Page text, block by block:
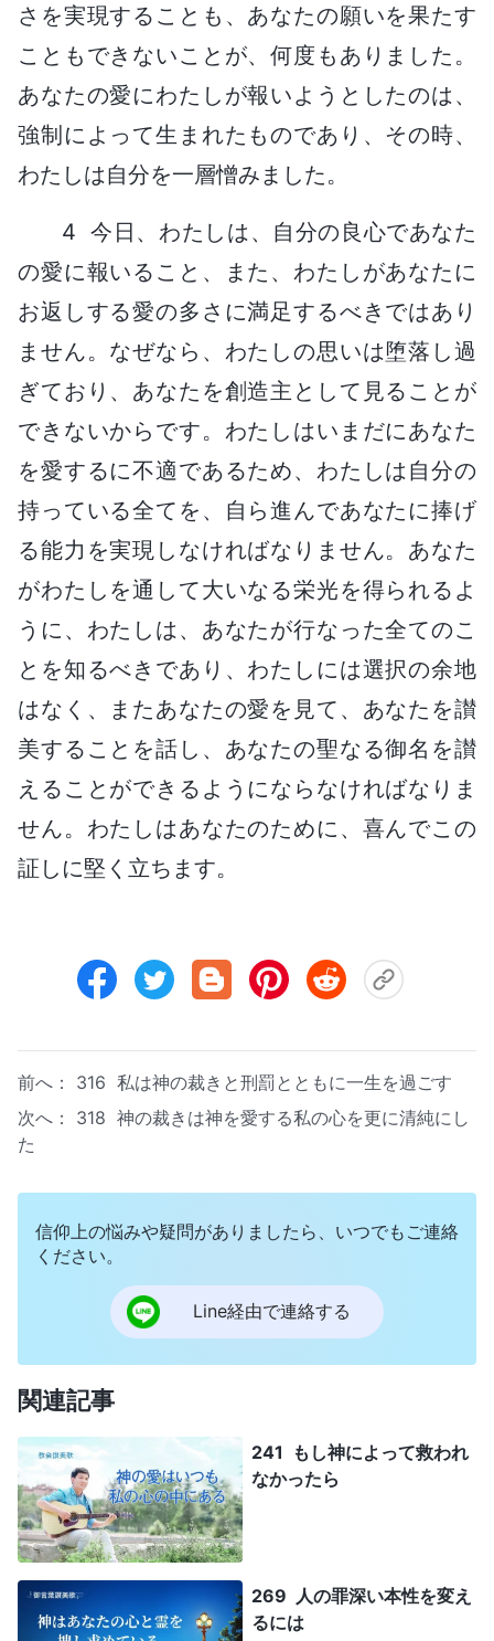
さを実現することも、あなたの願いを果たす
こともできないことが、何度もありました。
あなたの愛にわたしが報いようとしたのは、
強制によって生まれたものであり、その時、
わたしは自分を一層憎みました。
4 今日、わたしは、自分の良心であなた
の愛に報いること、また、わたしがあなたに
お返しする愛の多さに満足するべきではあり
ません。なぜなら、わたしの思いは堕落し過
ぎており、あなたを創造主として見ることが
できないからです。わたしはいまだにあなた
を愛するに不適であるため、わたしは自分の
持っている全てを、自ら進んであなたに捧げ
る能力を実現しなければなりません。あなた
がわたしを通して大いなる栄光を得られるよ
うに、わたしは、あなたが行なった全てのこ
とを知るべきであり、わたしには選択の余地
はなく、またあなたの愛を見て、あなたを讃
美することを話し、あなたの聖なる御名を讃
えることができるようにならなければなりま
せん。わたしはあなたのために、喜んでこの
証しに堅く立ちます。
前へ： 316 私は神の裁きと刑罰とともに一生を過ごす
次へ： 318 神の裁きは神を愛する私の心を更に清純にし
た
信仰上の悩みや疑問がありましたら、いつでもご連絡
ください。
Line経由で連絡する
関連記事
241 もし神によって救われ
なかったら
269 人の罪深い本性を変え
るには